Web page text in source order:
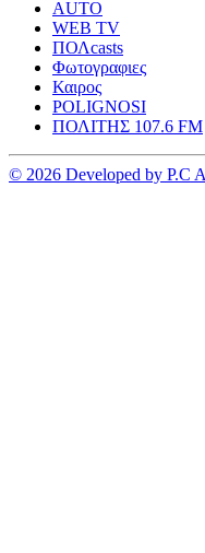
AUTO
WEB TV
ΠΟΛcasts
Φωτογραφιες
Καιρος
POLIGNOSI
ΠΟΛΙΤΗΣ 107.6 FM
© 2026 Developed by P.C